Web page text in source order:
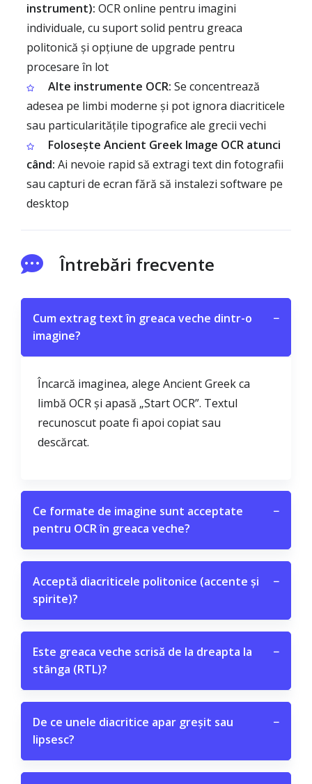
instrument): OCR online pentru imagini
individuale, cu suport solid pentru greaca
politonică și opțiune de upgrade pentru
procesare în lot
Alte instrumente OCR: Se concentrează
adesea pe limbi moderne și pot ignora diacriticele
sau particularitățile tipografice ale grecii vechi
Folosește Ancient Greek Image OCR atunci
când: Ai nevoie rapid să extragi text din fotografii
sau capturi de ecran fără să instalezi software pe
desktop
Întrebări frecvente
Cum extrag text în greaca veche dintr-o
imagine?
−
Încarcă imaginea, alege Ancient Greek ca
limbă OCR și apasă „Start OCR”. Textul
recunoscut poate fi apoi copiat sau
descărcat.
Ce formate de imagine sunt acceptate
pentru OCR în greaca veche?
−
Acceptă diacriticele politonice (accente și
spirite)?
−
Este greaca veche scrisă de la dreapta la
stânga (RTL)?
−
De ce unele diacritice apar greșit sau
lipsesc?
−